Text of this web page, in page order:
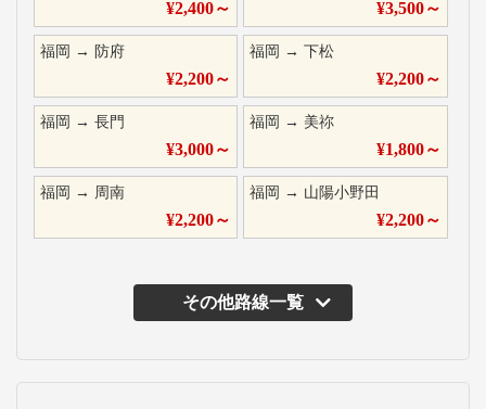
¥2,400～ ¥3,500～
福岡 → 防府
¥2,200～
福岡 →下松
¥2,200～
福岡 → 長門
¥3,000～
福岡 → 美祢
¥1,800～
福岡 → 周南
¥2,200～
福岡 → 山陽小野田
¥2,200～
その他路線一覧